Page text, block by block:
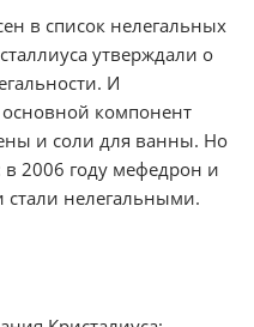
в список нелегальных
утверждали о
И
компонент
и соли для ванны. Но
в 2006 году мефедрон и
нелегальными.